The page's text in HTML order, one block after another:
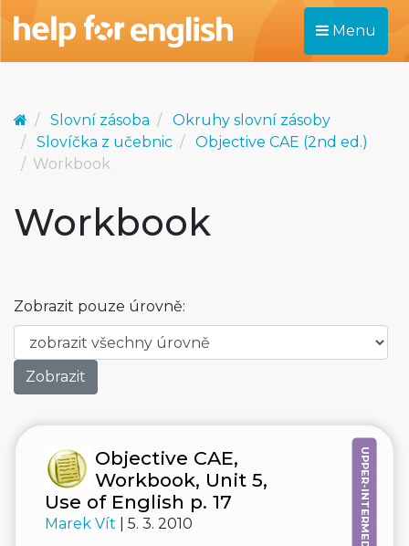
Menu
Slovní zásoba
Okruhy slovní zásoby
Slovíčka z učebnic
Objective CAE (2nd ed.)
Workbook
Workbook
Zobrazit pouze úrovně:
UPPER-INTERMEDIATE
Objective CAE,
Workbook, Unit 5,
Use of English p. 17
Marek Vít | 5. 3. 2010